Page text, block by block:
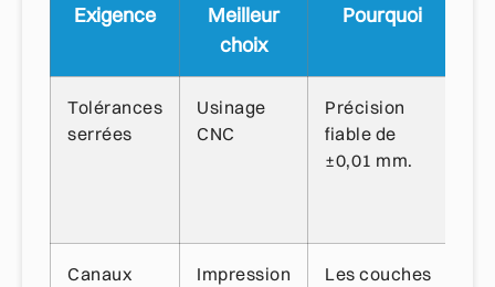
Exigence
Meilleur
choix
Pourquoi
Tolérances
serrées
Usinage
CNC
Précision
fiable de
±0,01 mm.
Canaux
Impression
Les couches